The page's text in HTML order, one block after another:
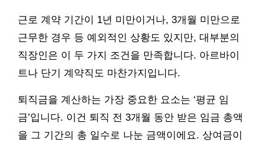
근로 계약 기간이 1년 미만이거나, 3개월 미만으로
근무한 경우 등 예외적인 상황도 있지만, 대부분의
직장인은 이 두 가지 조건을 만족합니다. 아르바이
트나 단기 계약직도 마찬가지입니다.
퇴직금을 계산하는 가장 중요한 요소는 ‘평균 임
금’입니다. 이건 퇴직 전 3개월 동안 받은 임금 총액
을 그 기간의 총 일수로 나눈 금액이에요. 상여금이